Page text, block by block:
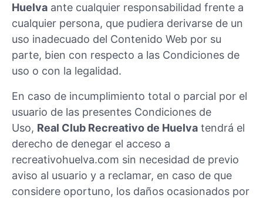
Huelva ante cualquier responsabilidad frente a
cualquier persona, que pudiera derivarse de un
uso inadecuado del Contenido Web por su
parte, bien con respecto a las Condiciones de
uso o con la legalidad.
En caso de incumplimiento total o parcial por el
usuario de las presentes Condiciones de
Uso, Real Club Recreativo de Huelva tendrá el
derecho de denegar el acceso a
recreativohuelva.com sin necesidad de previo
aviso al usuario y a reclamar, en caso de que
considere oportuno, los daños ocasionados por